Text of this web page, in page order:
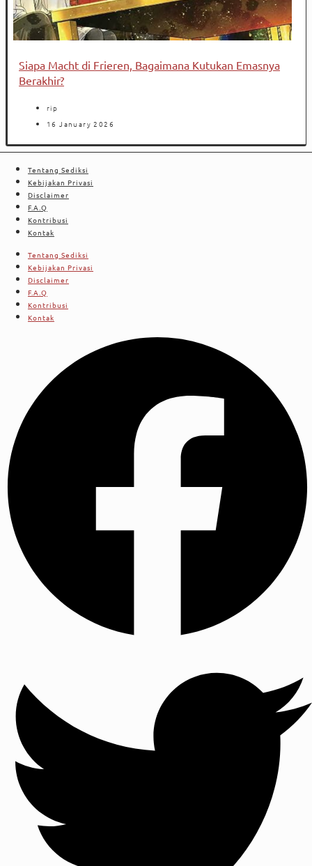
Siapa Macht di Frieren, Bagaimana Kutukan Emasnya
Berakhir?
rip
16 January 2026
Tentang Sediksi
Kebijakan Privasi
Disclaimer
F.A.Q
Kontribusi
Kontak
Tentang Sediksi
Kebijakan Privasi
Disclaimer
F.A.Q
Kontribusi
Kontak